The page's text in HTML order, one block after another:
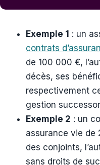
Exemple 1 : un
contrats
de 100 000 €,
décès, ses
respectivement
gestion
Exemple 2 : un
assurance vie de
des conjoints,
sans droits de